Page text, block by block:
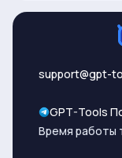
support@gpt-
GPT-Tools
Время работы